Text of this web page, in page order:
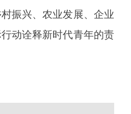
振兴、农业发展、企业
动诠释新时代青年的责